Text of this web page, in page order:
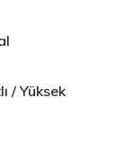
/ Yüksek